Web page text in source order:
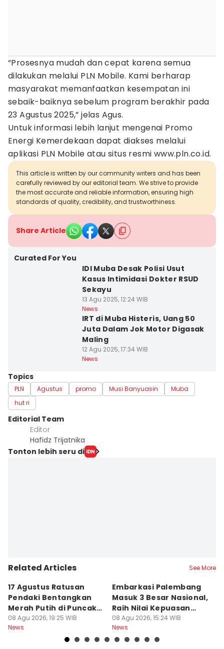
“Prosesnya mudah dan cepat karena semua
dilakukan melalui PLN Mobile. Kami berharap
masyarakat memanfaatkan kesempatan ini
sebaik-baiknya sebelum program berakhir pada
23 Agustus 2025,” jelas Agus.
Untuk informasi lebih lanjut mengenai Promo
Energi Kemerdekaan dapat diakses melalui
aplikasi PLN Mobile atau situs resmi www.pln.co.id.
This article is written by our community writers and has been
carefully reviewed by our editorial team. We strive to provide
the most accurate and reliable information, ensuring high
standards of quality, credibility, and trustworthiness.
Share Article
Curated For You
IDI Muba Desak Polisi Usut
Kasus Intimidasi Dokter RSUD
Sekayu
13 Agu 2025, 12:24 WIB
News
IRT di Muba Histeris, Uang 50
Juta Dalam Jok Motor Digasak
Maling
12 Agu 2025, 17:34 WIB
News
Topics
PLN Agustus promo Musi Banyuasin
Muba
hut ri
Editorial Team
Editor
Hafidz Trijatnika
Tonton lebih seru di
Related Articles See More
17 Agustus Ratusan
Pendaki Bentangkan
Merah Putih di Puncak
Dempo
08 Agu 2026, 19:25 WIB
News
Embarkasi Palembang
Masuk 3 Besar Nasional,
Raih Nilai Kepuasan
86,65
08 Agu 2026, 15:24 WIB
News